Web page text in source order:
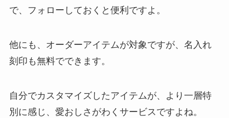
で、フォローしておくと便利ですよ。
他にも、オーダーアイテムが対象ですが、名入れ
刻印も無料でできます。
自分でカスタマイズしたアイテムが、より一層特
別に感じ、愛おしさがわくサービスですよね。